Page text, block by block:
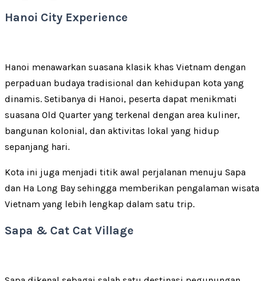
Hanoi City Experience
Hanoi menawarkan suasana klasik khas Vietnam dengan
perpaduan budaya tradisional dan kehidupan kota yang
dinamis. Setibanya di Hanoi, peserta dapat menikmati
suasana Old Quarter yang terkenal dengan area kuliner,
bangunan kolonial, dan aktivitas lokal yang hidup
sepanjang hari.
Kota ini juga menjadi titik awal perjalanan menuju Sapa
dan Ha Long Bay sehingga memberikan pengalaman wisata
Vietnam yang lebih lengkap dalam satu trip.
Sapa & Cat Cat Village